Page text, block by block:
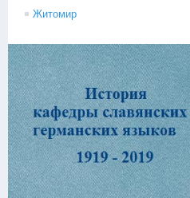
Житомир